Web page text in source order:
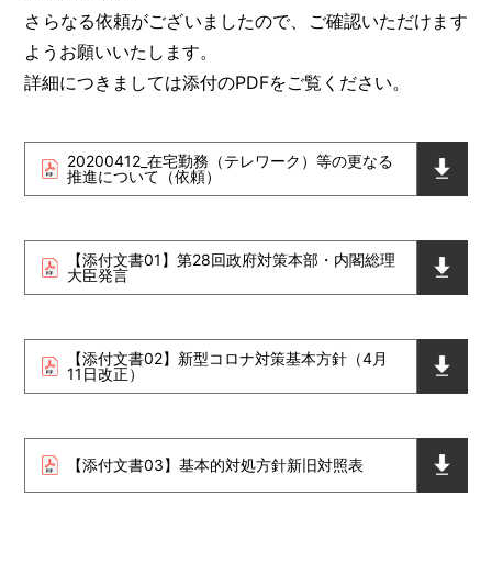
さらなる依頼がございましたので、ご確認いただけます
ようお願いいたします。
詳細につきましては添付のPDFをご覧ください。
20200412_在宅勤務（テレワーク）等の更なる
推進について（依頼）
【添付文書01】第28回政府対策本部・内閣総理
大臣発言
【添付文書02】新型コロナ対策基本方針（4月
11日改正）
【添付文書03】基本的対処方針新旧対照表